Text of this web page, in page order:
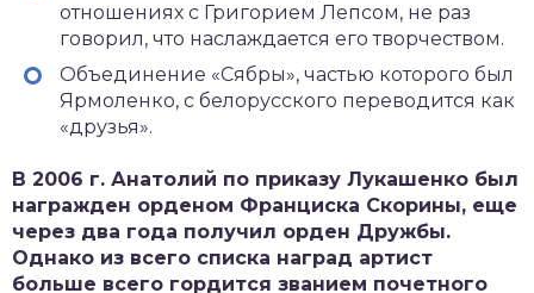
отношениях с Григорием Лепсом, не раз
говорил, что наслаждается его творчеством.
Объединение «Сябры», частью которого был
Ярмоленко, с белорусского переводится как
«друзья».
В 2006 г. Анатолий по приказу Лукашенко был
награжден орденом Франциска Скорины, еще
через два года получил орден Дружбы.
Однако из всего списка наград артист
больше всего гордится званием почетного